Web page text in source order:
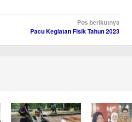
Pos berikutnya
Pacu Kegiatan Fisik Tahun 2023